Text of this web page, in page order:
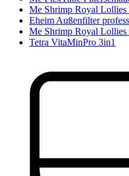
Me Shrimp Royal
Eheim Außenfilter
Me Shrimp Royal Lollies
Tetra VitaMinPro 3in1